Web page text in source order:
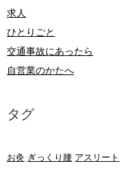
求人
ひとりごと
交通事故にあったら
自営業のかたへ
タグ
お灸 ぎっくり腰 アスリート